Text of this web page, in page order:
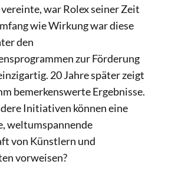
war Rolex seiner Zeit
wie Wirkung war diese
den
zur Förderung
20 Jahre später zeigt
bemerkenswerte Ergebnisse.
Initiativen können eine
weltumspannende
von Künstlern und
vorweisen?